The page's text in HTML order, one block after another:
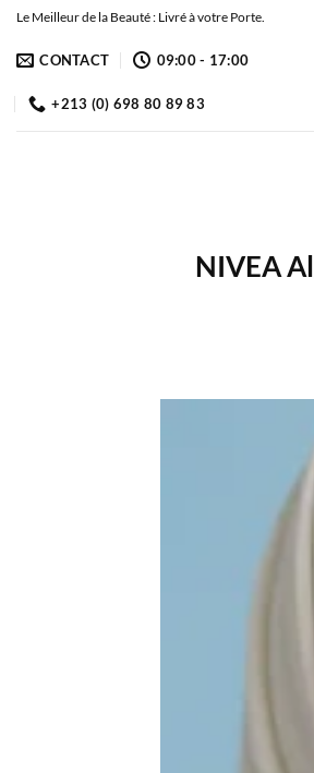
Passer
contenu
Le Meilleur de la Beauté : Livré à votre Porte.
CONTACT 09:00 - 17:00
+213 (0) 698 80 89 83
NIVEA